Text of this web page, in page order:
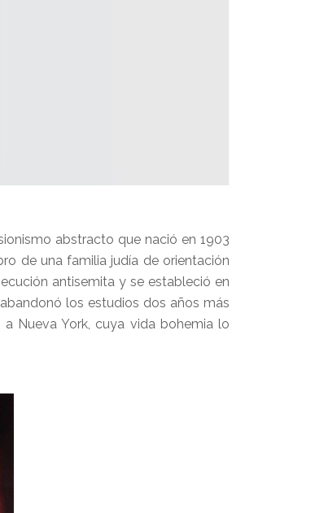
abstracto que nació en 1903
de una familia judía de orientación
antisemita y se estableció en
los estudios dos años más
Nueva York, cuya vida bohemia lo